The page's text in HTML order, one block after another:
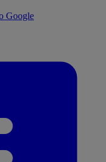
Google